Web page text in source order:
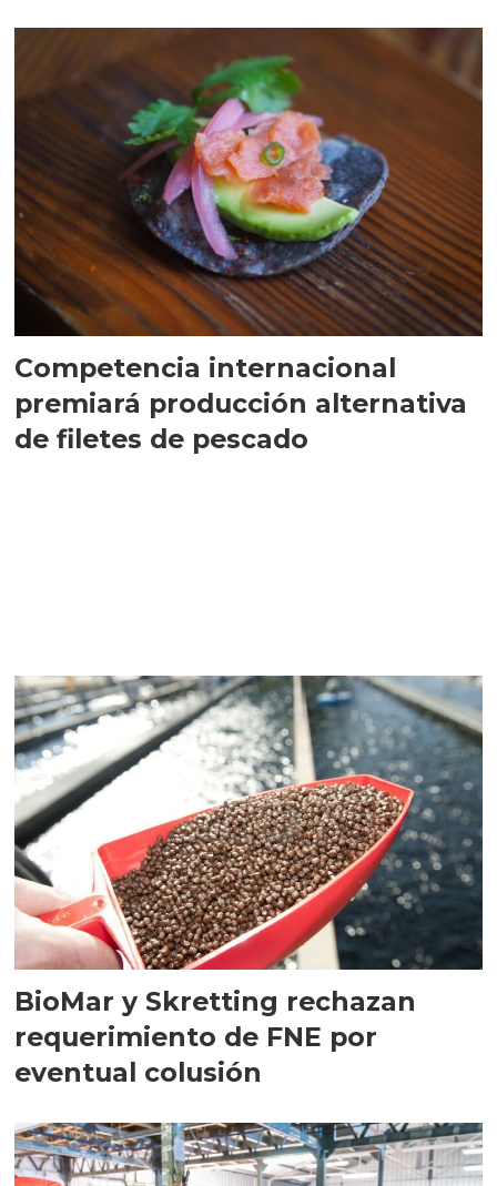
Competencia internacional
premiará producción alternativa
de filetes de pescado
BioMar y Skretting rechazan
requerimiento de FNE por
eventual colusión